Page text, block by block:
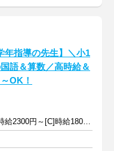
年指導の先生】＼小1
語＆算数／高時給＆
OK！
[A]時給2700円～[B]時給2300円～[C]時給1800円～ ※手当含む